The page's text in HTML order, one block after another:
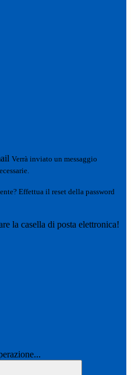
Verrà inviato un messaggio
Effettua il reset della password
la casella di posta elettronica!